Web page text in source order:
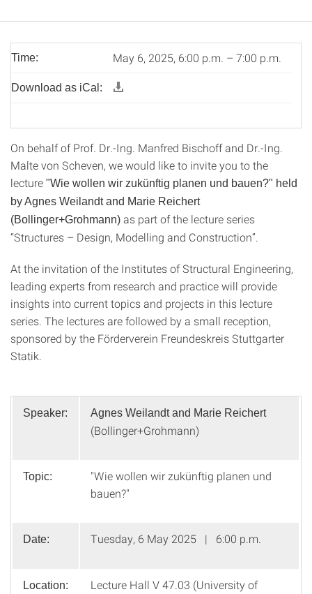
Time: May 6, 2025, 6:00 p.m. – 7:00 p.m.
Download as iCal:
On behalf of Prof. Dr.-Ing. Manfred Bischoff and Dr.-Ing.
Malte von Scheven, we would like to invite you to the
lecture "Wie wollen wir zukünftig planen und bauen?" held
by Agnes Weilandt and Marie Reichert
(Bollinger+Grohmann) as part of the lecture series
“Structures – Design, Modelling and Construction”.
At the invitation of the Institutes of Structural Engineering,
leading experts from research and practice will provide
insights into current topics and projects in this lecture
series. The lectures are followed by a small reception,
sponsored by the Förderverein Freundeskreis Stuttgarter
Statik.
Speaker: Agnes Weilandt and Marie Reichert
(Bollinger+Grohmann)
Topic:
"Wie wollen wir zukünftig planen und
bauen?"
Date: Tuesday, 6 May 2025 | 6:00 p.m.
Location:
Lecture Hall V 47.03 (University of